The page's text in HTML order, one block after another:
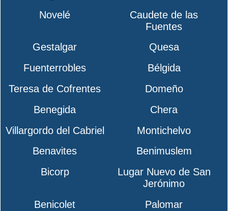
Novelé
Caudete de las
Fuentes
Gestalgar
Quesa
Fuenterrobles
Bélgida
Teresa de Cofrentes
Domeño
Benegida
Chera
Villargordo del Cabriel
Montichelvo
Benavites
Benimuslem
Bicorp
Lugar Nuevo de San
Jerónimo
Benicolet
Palomar